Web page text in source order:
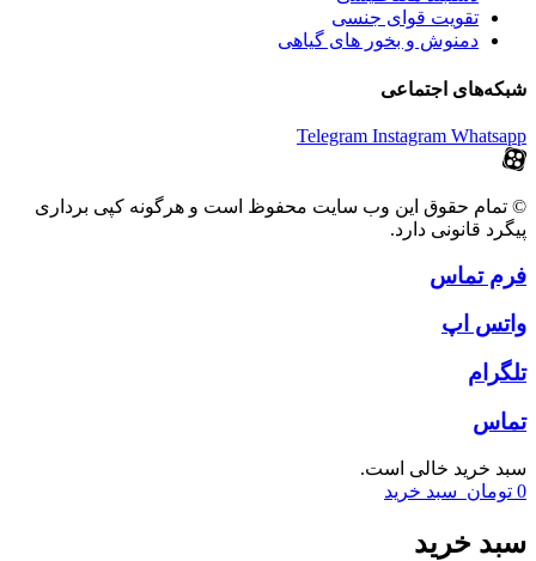
تقویت قوای جنسی
دمنوش و بخور های گیاهی
شبکه‌های اجتماعی
Telegram Instagram Whatsapp
© تمام حقوق این وب سایت محفوظ است و هرگونه کپی برداری
پیگرد قانونی دارد.
فرم تماس
واتس اپ
تلگرام
تماس
سبد خرید خالی است.
0 تومان سبد خرید
سبد خرید